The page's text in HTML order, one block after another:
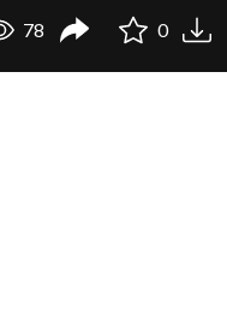
78 0